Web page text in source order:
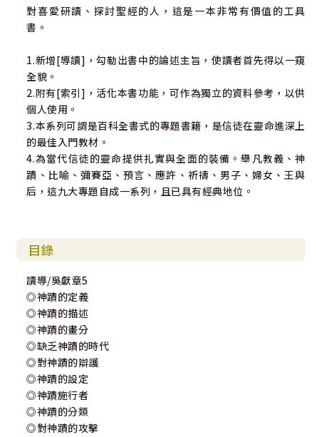
對喜愛研讀、探討聖經的人，這是一本非常有價值的工具
書。
1.新增[導讀]，勾勒出書中的論述主旨，使讀者首先得以一窺
全貌。
2.附有[索引]，活化本書功能，可作為獨立的資料參考，以供
個人使用。
3.本系列可謂是百科全書式的專題書籍，是信徒在靈命進深上
的最佳入門教材。
4.為當代信徒的靈命提供扎實與全面的裝備。舉凡教義、神
蹟、比喻、彌賽亞、預言、應許、祈禱、男子、婦女、王與
后，這九大專題自成一系列，且已具有經典地位。
目錄
讀導/吳獻章5
◎神蹟的定義
◎神蹟的描述
◎神蹟的畫分
◎缺乏神蹟的時代
◎對神蹟的辯護
◎神蹟的設定
◎神蹟施行者
◎神蹟的分類
◎對神蹟的攻擊